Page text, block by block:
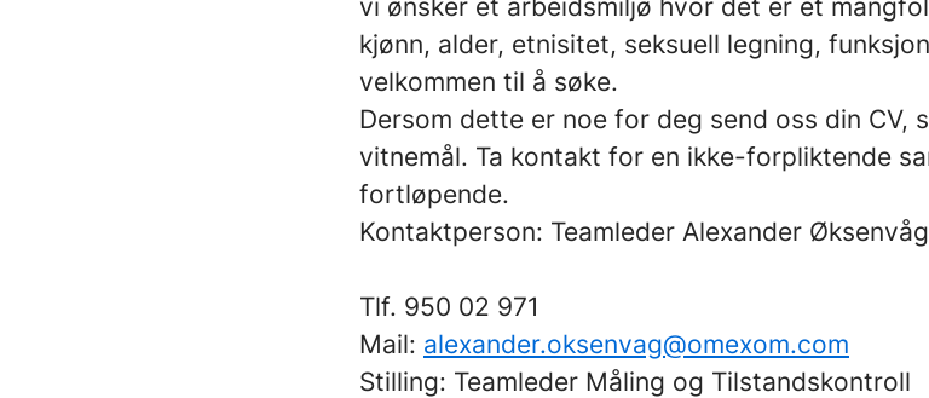
vi ønsker et arbeidsmiljø hvor det er et
kjønn, alder, etnisitet, seksuell legning,
velkommen til å søke.
Dersom dette er noe for deg send oss din CV,
vitnemål. Ta kontakt for en ikke-forpliktende
fortløpende.
Kontaktperson: Teamleder Alexander
Tlf. 950 02 971
Mail: alexander.oksenvag@omexom.com
Stilling: Teamleder Måling og Tilstandskontroll